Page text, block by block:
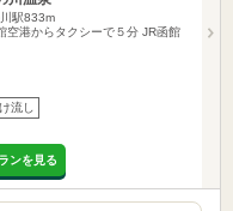
駅833m
空港からタクシーで５分 JR函館
流し
ンを見る